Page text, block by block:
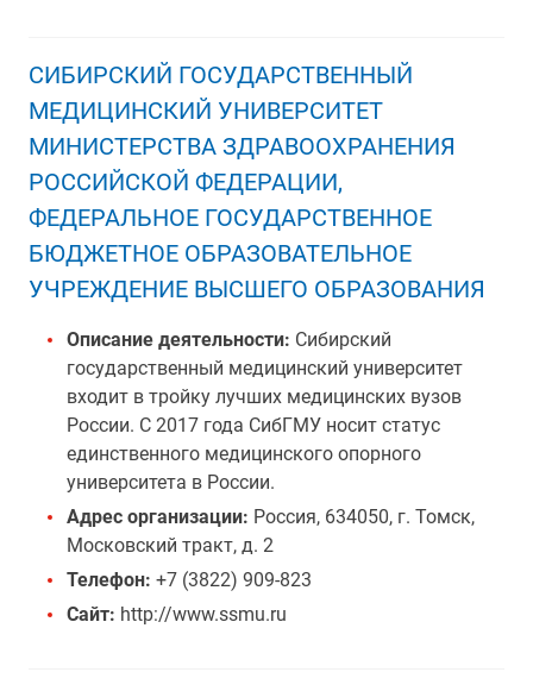
СИБИРСКИЙ ГОСУДАРСТВЕННЫЙ
МЕДИЦИНСКИЙ УНИВЕРСИТЕТ
МИНИСТЕРСТВА ЗДРАВООХРАНЕНИЯ
РОССИЙСКОЙ ФЕДЕРАЦИИ,
ФЕДЕРАЛЬНОЕ ГОСУДАРСТВЕННОЕ
БЮДЖЕТНОЕ ОБРАЗОВАТЕЛЬНОЕ
УЧРЕЖДЕНИЕ ВЫСШЕГО ОБРАЗОВАНИЯ
Описание деятельности: Сибирский
государственный медицинский университет
входит в тройку лучших медицинских вузов
России. С 2017 года СибГМУ носит статус
единственного медицинского опорного
университета в России.
Адрес организации: Россия, 634050, г. Томск,
Московский тракт, д. 2
Телефон: +7 (3822) 909-823
Сайт: http://www.ssmu.ru